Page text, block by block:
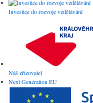
Investice do rozvoje vzdělávání
Náš zřizovatel
Next Generation EU